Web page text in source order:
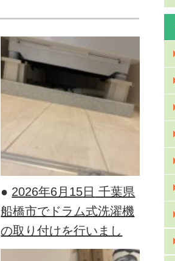
● 2026年6月15日 千葉県
船橋市でドラム式洗濯機
の取り付けを行いまし
た！